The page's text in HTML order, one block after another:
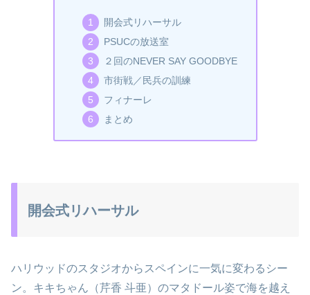
開会式リハーサル
PSUCの放送室
２回のNEVER SAY GOODBYE
市街戦／民兵の訓練
フィナーレ
まとめ
開会式リハーサル
ハリウッドのスタジオからスペインに一気に変わるシー
ン。キキちゃん（芹香 斗亜）のマタドール姿で海を越え